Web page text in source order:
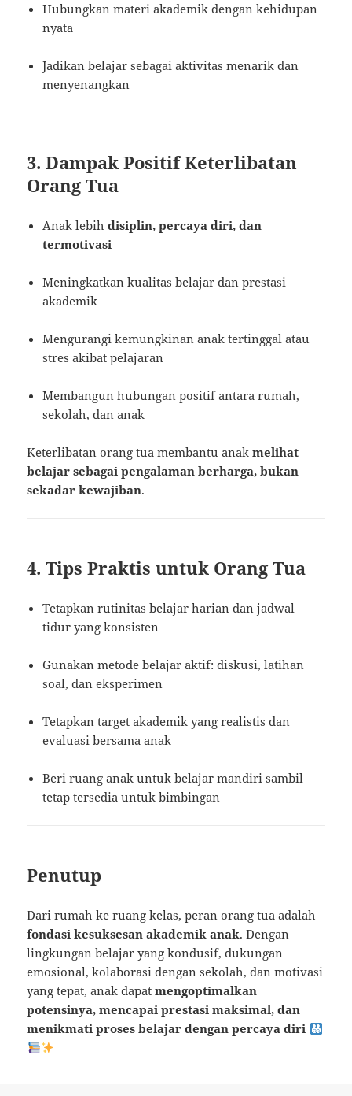
Hubungkan materi akademik dengan kehidupan
nyata
Jadikan belajar sebagai aktivitas menarik dan
menyenangkan
3. Dampak Positif Keterlibatan
Orang Tua
Anak lebihdisiplin, percaya diri, dan
termotivasi
Meningkatkan kualitas belajar dan prestasi
akademik
Mengurangi kemungkinan anak tertinggal atau
stres akibat pelajaran
Membangun hubungan positif antara rumah,
sekolah, dan anak
Keterlibatan orang tua membantu anakmelihat
belajar sebagai pengalaman berharga, bukan
sekadar kewajiban.
4. Tips Praktis untuk Orang Tua
Tetapkan rutinitas belajar harian dan jadwal
tidur yang konsisten
Gunakan metode belajar aktif: diskusi, latihan
soal, dan eksperimen
Tetapkan target akademik yang realistis dan
evaluasi bersama anak
Beri ruang anak untuk belajar mandiri sambil
tetap tersedia untuk bimbingan
Penutup
Dari rumah ke ruang kelas, peran orang tua adalah
fondasi kesuksesan akademik anak. Dengan
lingkungan belajar yang kondusif, dukungan
emosional, kolaborasi dengan sekolah, dan motivasi
yang tepat, anak dapatmengoptimalkan
potensinya, mencapai prestasi maksimal, dan
menikmati proses belajar dengan percaya diri